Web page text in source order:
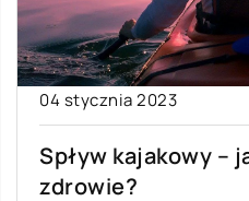
04 stycznia 2023
Spływ kajakowy –
zdrowie?